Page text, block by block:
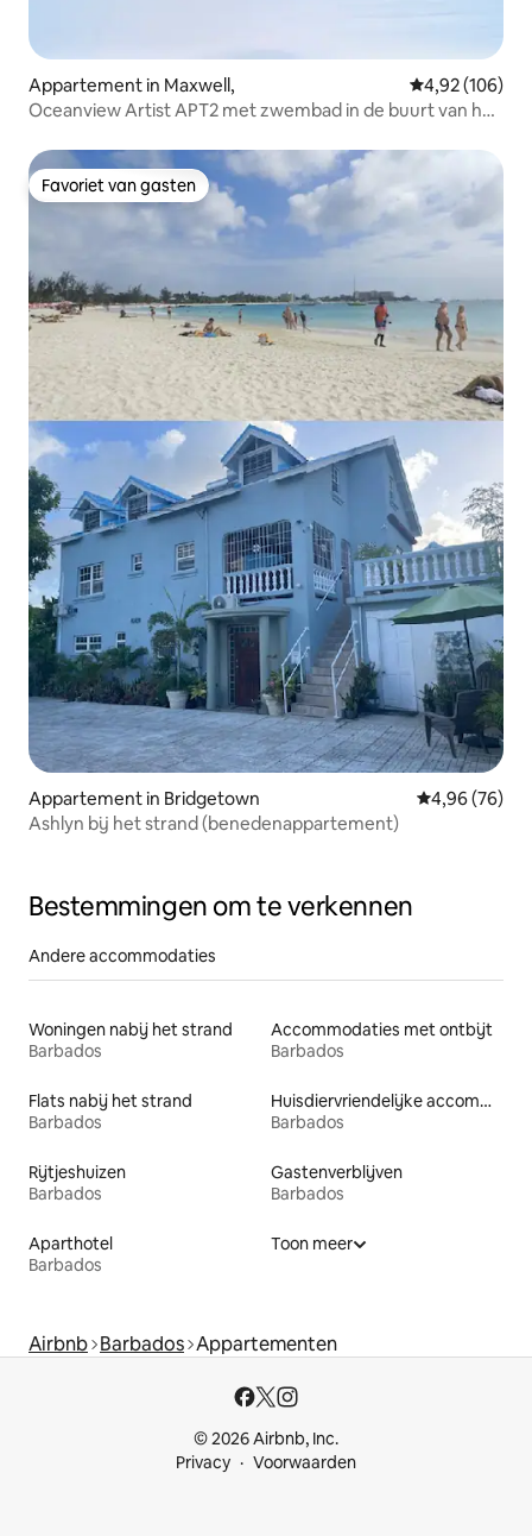
Appartement in Maxwell, Gemiddelde
4,92 (106)
Oceanview Artist APT2 met zwembad in de buurt van het
Favoriet van gasten
Favoriet van gasten
Appartement in Bridgetown Gemiddelde
4,96 (76)
Ashlyn bij het strand (benedenappartement)
Bestemmingen om te verkennen
Andere accommodaties
Woningen nabij het strand
Barbados
Accommodaties met ontbijt
Barbados
Flats nabij het strand
Barbados
Huisdiervriendelijke accommodaties
Barbados
Rijtjeshuizen
Barbados
Gastenverblijven
Barbados
Aparthotel
Barbados
Toon meer
Airbnb Barbados Appartementen
© 2026 Airbnb, Inc.
Privacy
Voorwaarden